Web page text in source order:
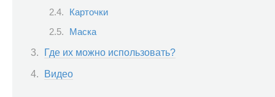
Карточки
Маска
Где их можно использовать?
Видео